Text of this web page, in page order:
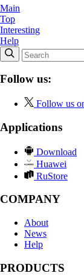
Main
Top
Interesting
Help
Follow us:
Follow us
Applications
Download
Huawei
RuStore
COMPANY
About
News
Help
PRODUCTS